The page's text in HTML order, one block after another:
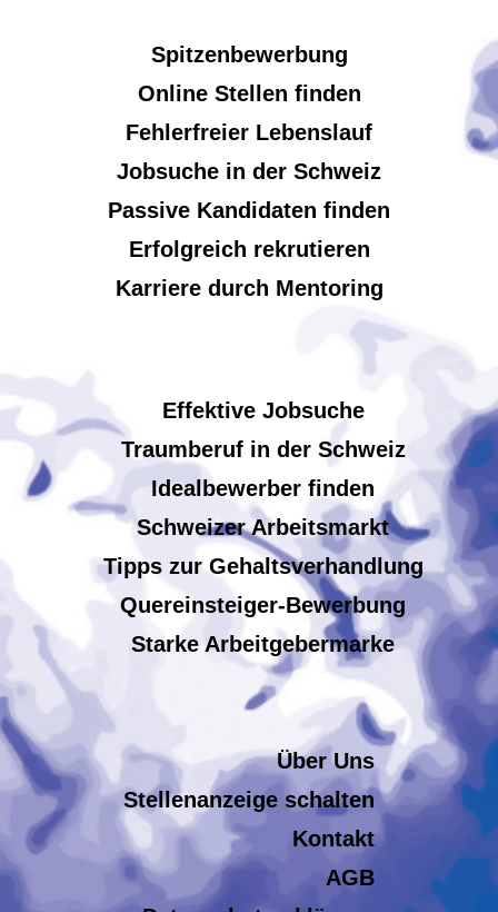
Spitzenbewerbung
Online Stellen finden
Fehlerfreier Lebenslauf
Jobsuche in der Schweiz
Passive Kandidaten finden
Erfolgreich rekrutieren
Karriere durch Mentoring
Effektive Jobsuche
Traumberuf in der Schweiz
Idealbewerber finden
Schweizer Arbeitsmarkt
Tipps zur Gehaltsverhandlung
Quereinsteiger-Bewerbung
Starke Arbeitgebermarke
Über Uns
Stellenanzeige schalten
Kontakt
AGB